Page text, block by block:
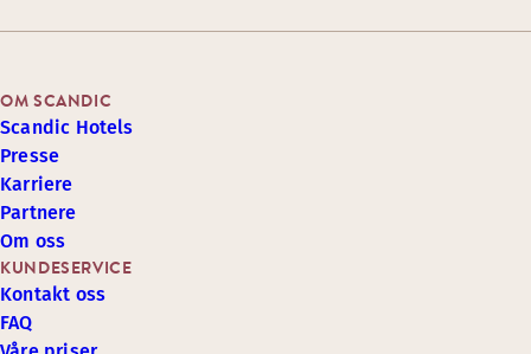
KUNDESERVICE
Kontakt oss
FAQ
OM SCANDIC
Scandic Hotels
Presse
Karriere
Partnere
Om oss